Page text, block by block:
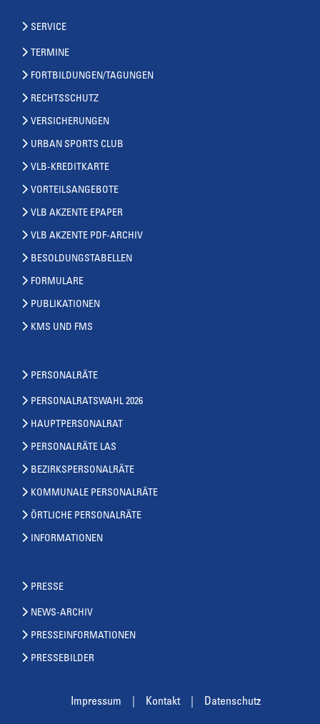
SERVICE
TERMINE
FORTBILDUNGEN/TAGUNGEN
RECHTSSCHUTZ
VERSICHERUNGEN
URBAN SPORTS CLUB
VLB-KREDITKARTE
VORTEILSANGEBOTE
VLB AKZENTE EPAPER
VLB AKZENTE PDF-ARCHIV
BESOLDUNGSTABELLEN
FORMULARE
PUBLIKATIONEN
KMS UND FMS
PERSONALRÄTE
PERSONALRATSWAHL 2026
HAUPTPERSONALRAT
PERSONALRÄTE LAS
BEZIRKSPERSONALRÄTE
KOMMUNALE PERSONALRÄTE
ÖRTLICHE PERSONALRÄTE
INFORMATIONEN
PRESSE
NEWS-ARCHIV
PRESSEINFORMATIONEN
PRESSEBILDER
Impressum Kontakt Datenschutz